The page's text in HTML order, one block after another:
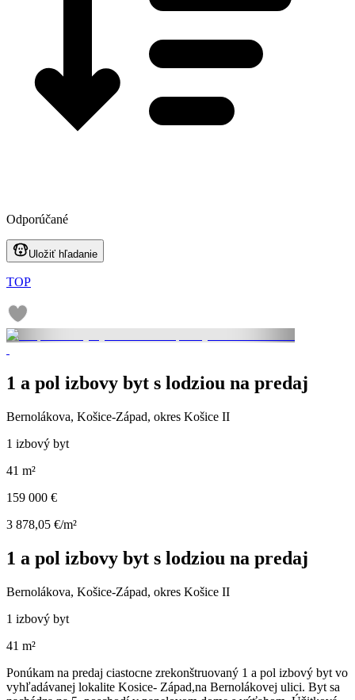
Odporúčané
Uložiť hľadanie
TOP
1 a pol izbovy byt s lodziou na predaj
Bernolákova, Košice-Západ, okres Košice II
1 izbový byt
41 m²
159 000 €
3 878,05 €/m²
1 a pol izbovy byt s lodziou na predaj
Bernolákova, Košice-Západ, okres Košice II
1 izbový byt
41 m²
Ponúkam na predaj ciastocne zrekonštruovaný 1 a pol izbový byt vo
vyhľadávanej lokalite Kosice- Západ,na Bernolákovej ulici. Byt sa